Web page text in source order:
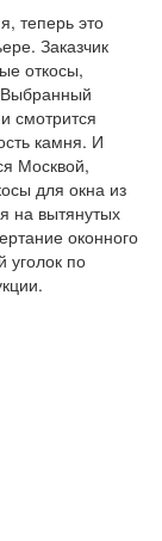
теперь это
Заказчик
откосы,
смотрится
камня. И
Москвой,
для окна из
на вытянутых
оконного
уголок по